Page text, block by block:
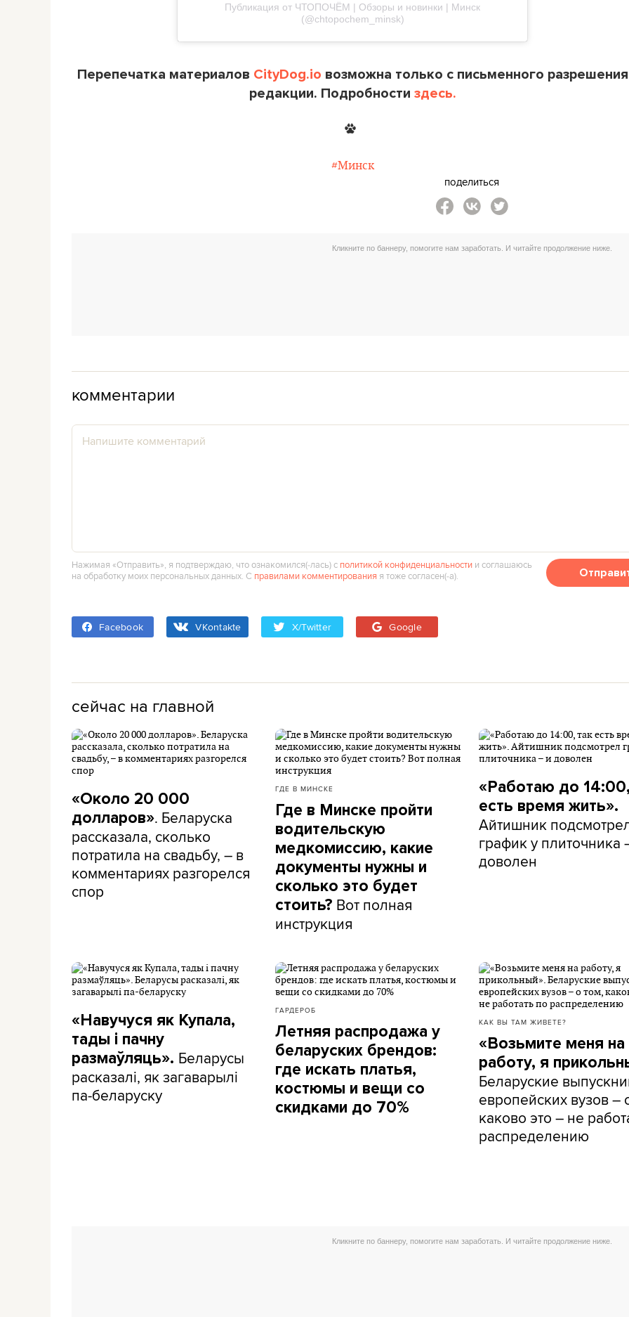
Публикация от ЧТОПОЧЁМ | Обзоры и новинки | Минск
(@chtopochem_minsk)
Перепечатка материалов CityDog.io возможна только с письменного разрешения
редакции. Подробности здесь.
#Минск
поделиться
комментарии
Нажимая «Отправить», я подтверждаю, что ознакомился(‑лась) с политикой конфиденциальности и соглашаюсь
на обработку моих персональных данных. С правилами комментирования я тоже согласен(‑а).
Facebook VKontakte X/Twitter Google
сейчас на главной
«Около 20 000
долларов». Беларуска
рассказала, сколько
потратила на свадьбу, – в
комментариях разгорелся
спор
ГДЕ В МИНСКЕ
Где в Минске пройти
водительскую
медкомиссию, какие
документы нужны и
сколько это будет
стоить? Вот полная
инструкция
«Работаю до
есть время жить».
Айтишник
график у плиточника
доволен
«Навучуся як Купала,
тады і пачну
размаўляць». Беларусы
расказалі, як загаварылі
па-беларуску
ГАРДЕРОБ
Летняя распродажа у
беларуских брендов:
где искать платья,
костюмы и вещи со
скидками до 70%
КАК ВЫ ТАМ ЖИВЕТЕ?
«Возьмите меня на
работу, я
Беларуские
европейских вузов –
каково это – не
распределению